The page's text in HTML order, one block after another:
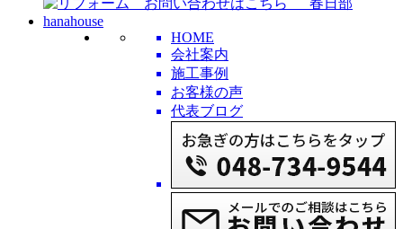
HOME
会社案内
施工事例
お客様の声
代表ブログ